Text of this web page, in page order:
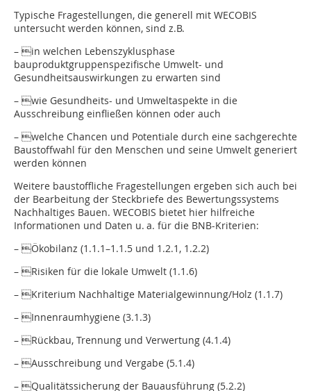
Typische Fragestellungen, die generell mit WECOBIS
untersucht werden können, sind z.B.
– in welchen Lebenszyklusphase
bauproduktgruppenspezifische Umwelt- und
Gesundheitsauswirkungen zu erwarten sind
– wie Gesundheits- und Umweltaspekte in die
Ausschreibung einfließen können oder auch
– welche Chancen und Potentiale durch eine sachgerechte
Baustoffwahl für den Menschen und seine Umwelt generiert
werden können
Weitere baustoffliche Fragestellungen ergeben sich auch bei
der Bearbeitung der Steckbriefe des Bewertungssystems
Nachhaltiges Bauen. WECOBIS bietet hier hilfreiche
Informationen und Daten u. a. für die BNB-Kriterien:
– Ökobilanz (1.1.1–1.1.5 und 1.2.1, 1.2.2)
– Risiken für die lokale Umwelt (1.1.6)
– Kriterium Nachhaltige Materialgewinnung/Holz (1.1.7)
– Innenraumhygiene (3.1.3)
– Rückbau, Trennung und Verwertung (4.1.4)
– Ausschreibung und Vergabe (5.1.4)
– Qualitätssicherung der Bauausführung (5.2.2)